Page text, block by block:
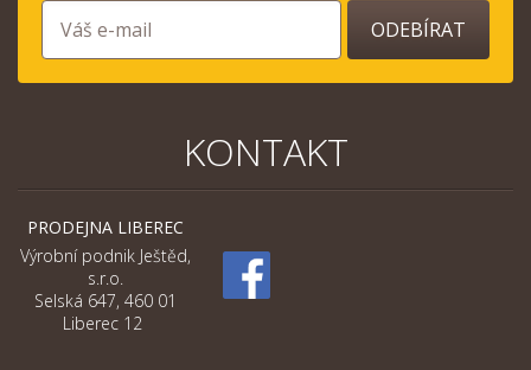
ODEBÍRAT
KONTAKT
PRODEJNA LIBEREC
Výrobní podnik Ještěd,
s.r.o.
Selská 647, 460 01
Liberec 12